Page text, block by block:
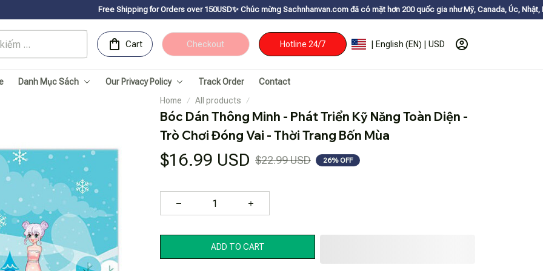
Free Shipping for Orders over 150USDㅤ✨ Chúc mừng Sachnhanvan.com đã có mặt hơn 200 quốc gia như Mỹ, Canada, Úc, Nhật, Hàn, và các nước
Cart Checkout Hotline 24/7 | English (EN) | USD
Danh Mục Sách Our Privacy Policy Track Order
Contact
Home
All products
Bóc Dán Thông Minh - Phát Triển Kỹ Năng Toàn Diện -
Trò Chơi Đóng Vai - Thời Trang Bốn Mùa
$16.99 USD $22.99 USD 26% OFF
ADD TO CART